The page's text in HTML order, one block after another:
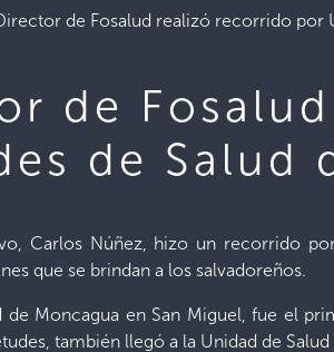
de Fosalud realizó recorrido por
de
de Salud
Carlos Núñez, hizo un recorrido
que se brindan a los salvadoreños.
de Moncagua en San Miguel, fue el
también llegó a la Unidad de